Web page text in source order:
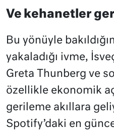
Ve kehanetler
Bu yönüyle
yakaladığı ivme,
Greta Thunberg ve
özellikle ekonomik
gerileme akıllara
Spotify’daki en